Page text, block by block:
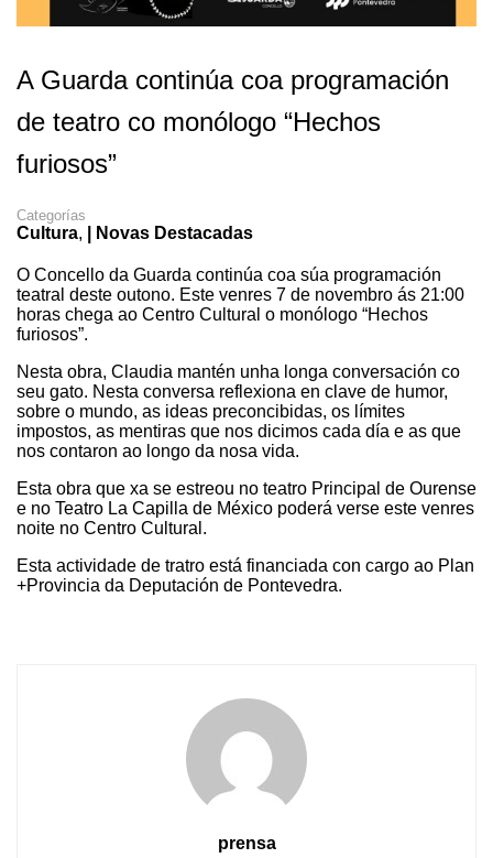
A Guarda continúa coa programación
de teatro co monólogo “Hechos
furiosos”
Categorías
Cultura, | Novas Destacadas
O Concello da Guarda continúa coa súa programación
teatral deste outono. Este venres 7 de novembro ás 21:00
horas chega ao Centro Cultural o monólogo “Hechos
furiosos”.
Nesta obra, Claudia mantén unha longa conversación co
seu gato. Nesta conversa reflexiona en clave de humor,
sobre o mundo, as ideas preconcibidas, os límites
impostos, as mentiras que nos dicimos cada día e as que
nos contaron ao longo da nosa vida.
Esta obra que xa se estreou no teatro Principal de Ourense
e no Teatro La Capilla de México poderá verse este venres
noite no Centro Cultural.
Esta actividade de tratro está financiada con cargo ao Plan
+Provincia da Deputación de Pontevedra.
prensa